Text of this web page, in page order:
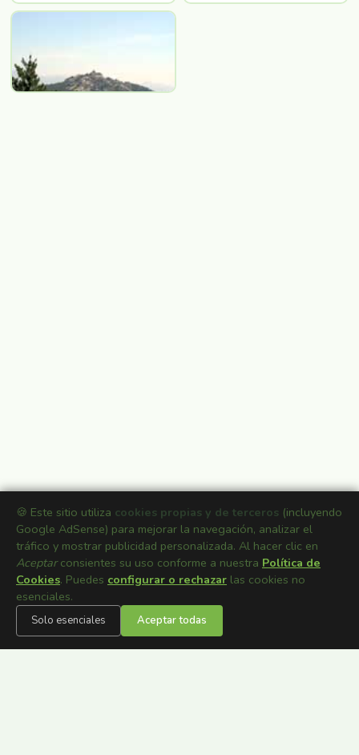
🍪 Este sitio utiliza cookies propias y de terceros (incluyendo
Google AdSense) para mejorar la navegación, analizar el
tráfico y mostrar publicidad personalizada. Al hacer clic en
Aceptarconsientes su uso conforme a nuestra Política de
Cookies. Puedes configurar o rechazar las cookies no
esenciales.
Solo esenciales Aceptar todas